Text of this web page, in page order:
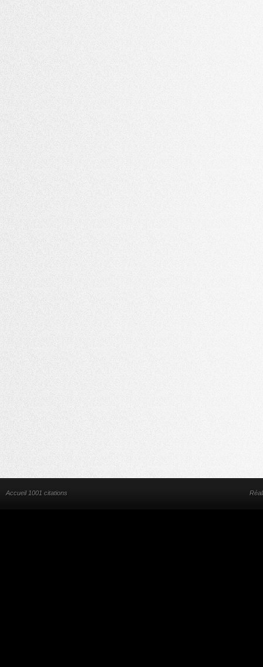
Accueil 1001 citations